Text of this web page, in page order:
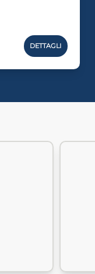
DETTAGLI